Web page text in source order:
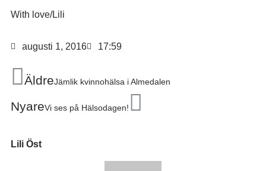
With love/Lili
augusti 1, 2016 17:59
ÄldreJämlik kvinnohälsa i Almedalen
NyareVi ses på Hälsodagen!
Lili Öst